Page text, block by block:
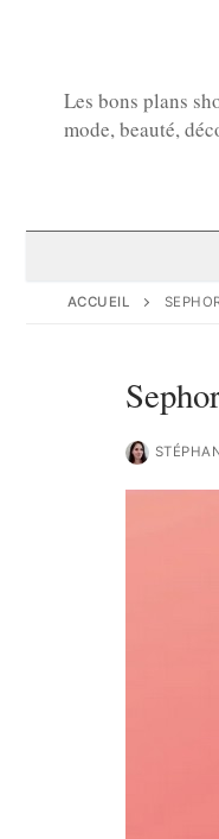
Les bons plans
mode, beauté,
ACCUEIL